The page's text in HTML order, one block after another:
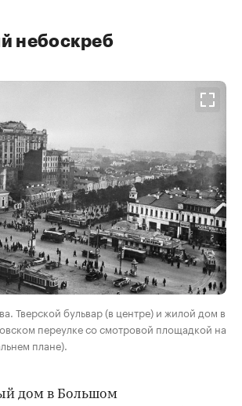
небоскреб
/ 00:00
Тверской бульвар (в центре) и жилой дом в
переулке со смотровой площадкой на
плане).
дом в Большом